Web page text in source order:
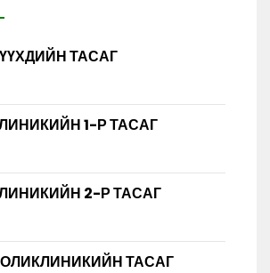
ТАСАГ
1-Р ТАСАГ
2-Р ТАСАГ
ТАСАГ